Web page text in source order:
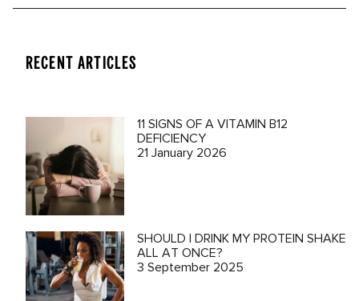
RECENT ARTICLES
11 SIGNS OF A VITAMIN B12
DEFICIENCY
21 January 2026
SHOULD I DRINK MY PROTEIN SHAKE
ALL AT ONCE?
3 September 2025